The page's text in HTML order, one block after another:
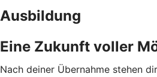
Ausbildung
Eine Zukunft voller
Nach deiner Übernahme stehen